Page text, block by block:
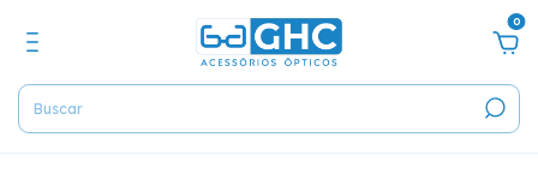
0